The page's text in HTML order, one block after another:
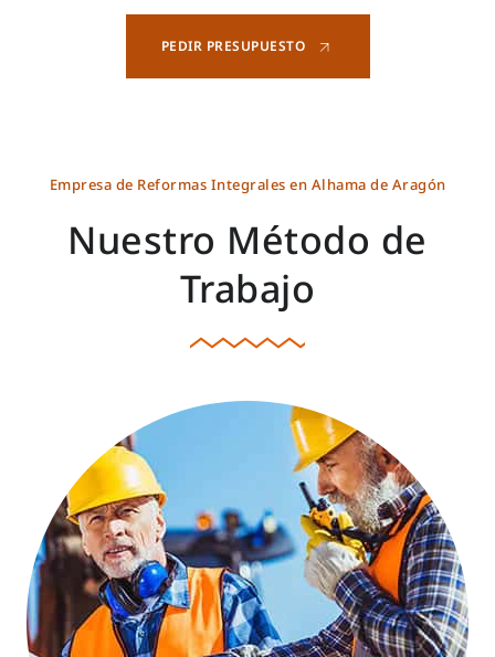
PEDIR PRESUPUESTO
Empresa de Reformas Integrales en Alhama de Aragón
Nuestro Método de
Trabajo